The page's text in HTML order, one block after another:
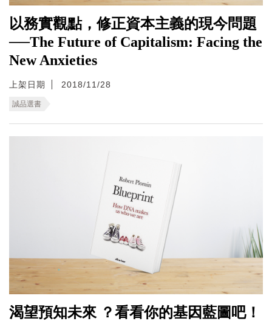
以務實觀點，修正資本主義的現今問題
──The Future of Capitalism: Facing the
New Anxieties
上架日期 2018/11/28
誠品選書
渴望預知未來 ？看看你的基因藍圖吧！